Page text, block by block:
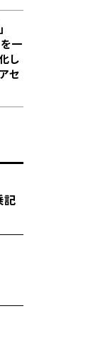
一
し
セ
記